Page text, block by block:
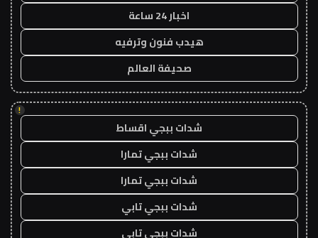
اخبار 24 ساعة
هيدب فنون وترفيه
صحيفة العالم
!
شدات ببجي اقساط
شدات ببجي تمارا
شدات ببجي تمارا
شدات ببجي تابي
شدات ببجي تابي